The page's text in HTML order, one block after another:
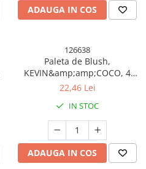
ADAUGA IN COS
126638
Paleta de Blush,
KEVIN&amp;amp;COCO, 4
Culori Stay Wild, 12.2 x 12.2 x
22,46 Lei
IN STOC
ADAUGA IN COS